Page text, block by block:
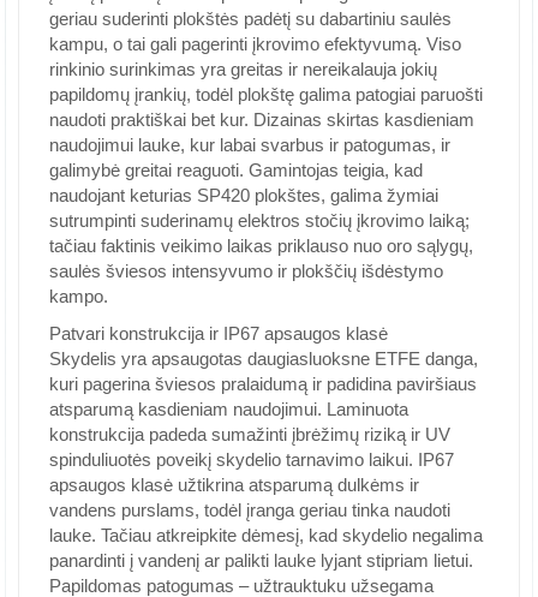
geriau suderinti plokštės padėtį su dabartiniu saulės
kampu, o tai gali pagerinti įkrovimo efektyvumą. Viso
rinkinio surinkimas yra greitas ir nereikalauja jokių
papildomų įrankių, todėl plokštę galima patogiai paruošti
naudoti praktiškai bet kur. Dizainas skirtas kasdieniam
naudojimui lauke, kur labai svarbus ir patogumas, ir
galimybė greitai reaguoti. Gamintojas teigia, kad
naudojant keturias SP420 plokštes, galima žymiai
sutrumpinti suderinamų elektros stočių įkrovimo laiką;
tačiau faktinis veikimo laikas priklauso nuo oro sąlygų,
saulės šviesos intensyvumo ir plokščių išdėstymo
kampo.
Patvari konstrukcija ir IP67 apsaugos klasė
Skydelis yra apsaugotas daugiasluoksne ETFE danga,
kuri pagerina šviesos pralaidumą ir padidina paviršiaus
atsparumą kasdieniam naudojimui. Laminuota
konstrukcija padeda sumažinti įbrėžimų riziką ir UV
spinduliuotės poveikį skydelio tarnavimo laikui. IP67
apsaugos klasė užtikrina atsparumą dulkėms ir
vandens purslams, todėl įranga geriau tinka naudoti
lauke. Tačiau atkreipkite dėmesį, kad skydelio negalima
panardinti į vandenį ar palikti lauke lyjant stipriam lietui.
Papildomas patogumas – užtrauktuku užsegama